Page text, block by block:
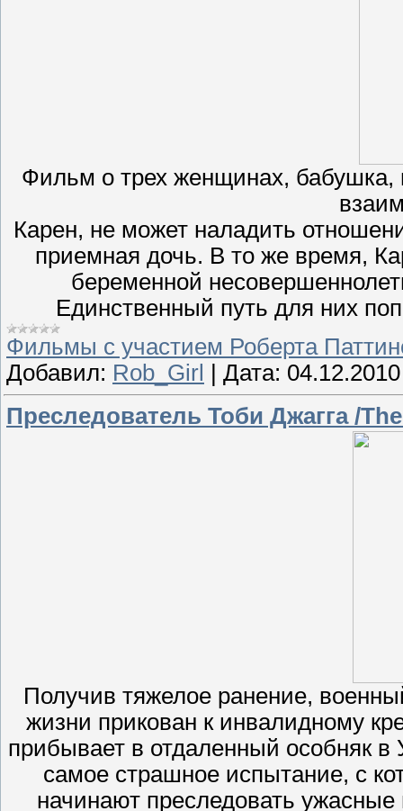
Фильм о трех женщинах, бабушка,
Карен, не может наладить
приемная дочь. В то же время,
беременной
Единственный путь для них
Фильмы с участием Роберта
Добавил: Rob_Girl Дата: 04.12.2010
Преследователь Тоби Джагга /
Получив тяжелое ранение,
жизни прикован к инвалидному
прибывает в отдаленный особняк
самое страшное испытание, с
начинают преследовать